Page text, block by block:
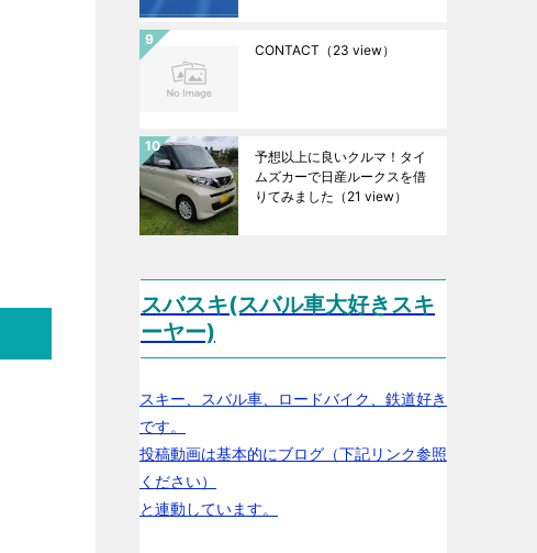
CONTACT （23 view）
予想以上に良いクルマ！タイ
ムズカーで日産ルークスを借
りてみました （21 view）
スバスキ(スバル車大好きスキ
ーヤー)
スキー、スバル車、ロードバイク、鉄道好き
です。
投稿動画は基本的にブログ（下記リンク参照
ください）
と連動しています。